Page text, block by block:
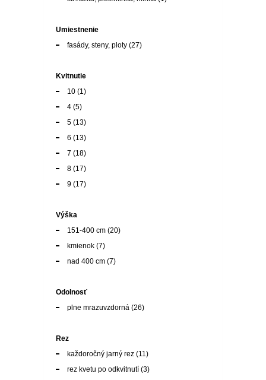
Umiestnenie
fasády, steny, ploty (27)
Kvitnutie
10 (1)
4 (5)
5 (13)
6 (13)
7 (18)
8 (17)
9 (17)
Výška
151-400 cm (20)
kmienok (7)
nad 400 cm (7)
Odolnosť
plne mrazuvzdorná (26)
Rez
každoročný jarný rez (11)
rez kvetu po odkvitnutí (3)